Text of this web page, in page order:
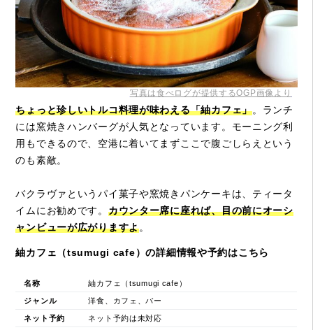
写真は食べログが提供するOGP画像より
ちょっと珍しいトルコ料理が味わえる「紬カフェ」。ランチ
には窯焼きハンバーグが人気となっています。モーニング利
用もできるので、空港に着いてまずここで腹ごしらえという
のも素敵。
バクラヴァというパイ菓子や窯焼きパンケーキは、ティータ
イムにお勧めです。 カウンター席に座れば、目の前にオーシ
ャンビューが広がりますよ。
紬カフェ（tsumugi cafe）の詳細情報や予約はこちら
名称 紬カフェ（tsumugi cafe）
ジャンル 洋食、カフェ、バー
ネット予約 ネット予約は未対応